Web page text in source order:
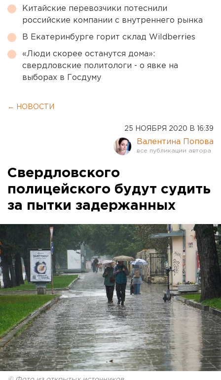
Китайские перевозчики потеснили
российские компании с внутреннего рынка
В Екатеринбурге горит склад Wildberries
«Люди скорее останутся дома»:
свердловские политологи - о явке на
выборах в Госдуму
← НОВОСТИ
25 НОЯБРЯ 2020 В 16:39
Валентина Попова
Свердловского
полицейского будут судить
за пытки задержанных